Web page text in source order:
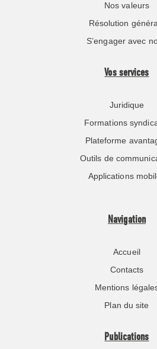
Nos valeurs
Résolution
S’engager avec
Vos services
Juridique
Formations
Plateforme
Outils de
Applications
Navigation
Accueil
Contacts
Mentions
Plan du site
Publications